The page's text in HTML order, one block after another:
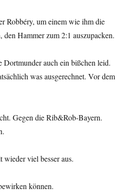
Robbéry, um einem wie ihm die
den Hammer zum 2:1 auszupacken.
auch ein bißchen leid.
was ausgerechnet. Vor dem
Gegen die Rib&Rob-Bayern.
wieder viel besser aus.
können.